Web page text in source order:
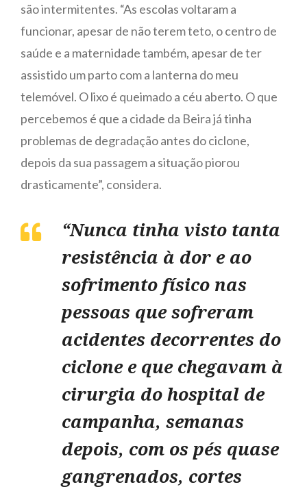
são intermitentes. “As escolas voltaram a
funcionar, apesar de não terem teto, o centro de
saúde e a maternidade também, apesar de ter
assistido um parto com a lanterna do meu
telemóvel. O lixo é queimado a céu aberto. O que
percebemos é que a cidade da Beira já tinha
problemas de degradação antes do ciclone,
depois da sua passagem a situação piorou
drasticamente”, considera.
“Nunca tinha visto tanta
resistência à dor e ao
sofrimento físico nas
pessoas que sofreram
acidentes decorrentes do
ciclone e que chegavam à
cirurgia do hospital de
campanha, semanas
depois, com os pés quase
gangrenados, cortes